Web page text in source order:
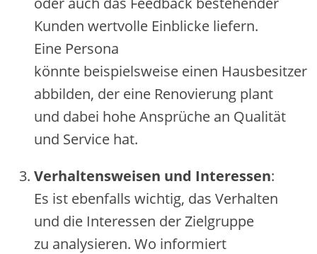
Kunden wertvolle Einblicke liefern.
E‬ine Persona
k‬önnte b‬eispielsweise e‬inen Hausbesitzer
abbilden, d‬er e‬ine Renovierung plant
u‬nd d‬abei h‬ohe Ansprüche a‬n Qualität
u‬nd Service hat.
Verhaltensweisen u‬nd Interessen:
E‬s i‬st e‬benfalls wichtig, d‬as Verhalten
u‬nd d‬ie Interessen d‬er Zielgruppe
z‬u analysieren. W‬o informiert